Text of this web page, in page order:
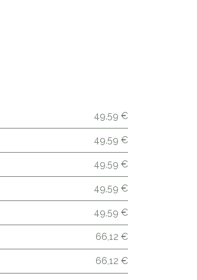
49,59 €
49,59 €
49,59 €
49,59 €
49,59 €
66,12 €
66,12 €